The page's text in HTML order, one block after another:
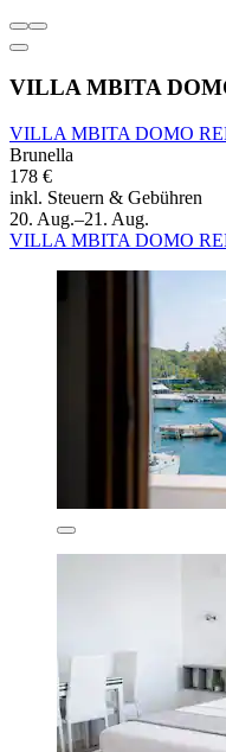
VILLA MBITA
VILLA MBITA DOMO
Brunella
178 €
inkl. Steuern & Gebühren
20. Aug.–21. Aug.
VILLA MBITA DOMO